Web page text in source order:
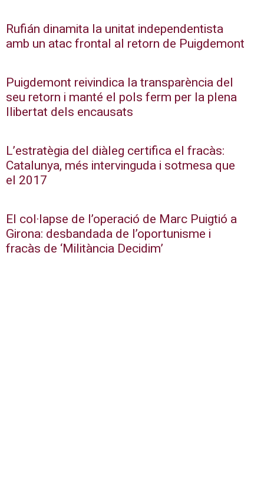
Rufián dinamita la unitat independentista
amb un atac frontal al retorn de Puigdemont
Puigdemont reivindica la transparència del
seu retorn i manté el pols ferm per la plena
llibertat dels encausats
L’estratègia del diàleg certifica el fracàs:
Catalunya, més intervinguda i sotmesa que
el 2017
El col·lapse de l’operació de Marc Puigtió a
Girona: desbandada de l’oportunisme i
fracàs de ‘Militància Decidim’